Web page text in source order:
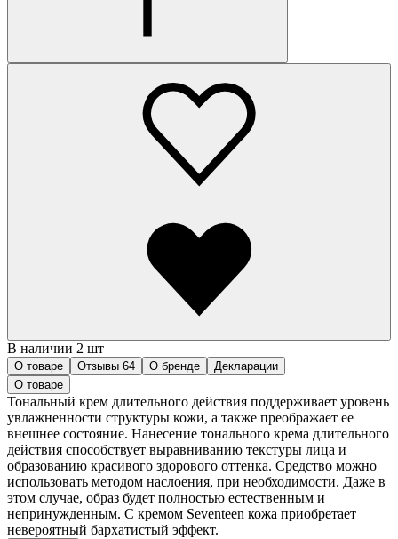
В наличии 2 шт
О товаре Отзывы 64 О бренде
Декларации
О товаре
Тональный крем длительного действия поддерживает уровень
увлажненности структуры кожи, а также преображает ее
внешнее состояние. Нанесение тонального крема длительного
действия способствует выравниванию текстуры лица и
образованию красивого здорового оттенка. Средство можно
использовать методом наслоения, при необходимости. Даже в
этом случае, образ будет полностью естественным и
непринужденным. С кремом Seventeen кожа приобретает
невероятный бархатистый эффект.